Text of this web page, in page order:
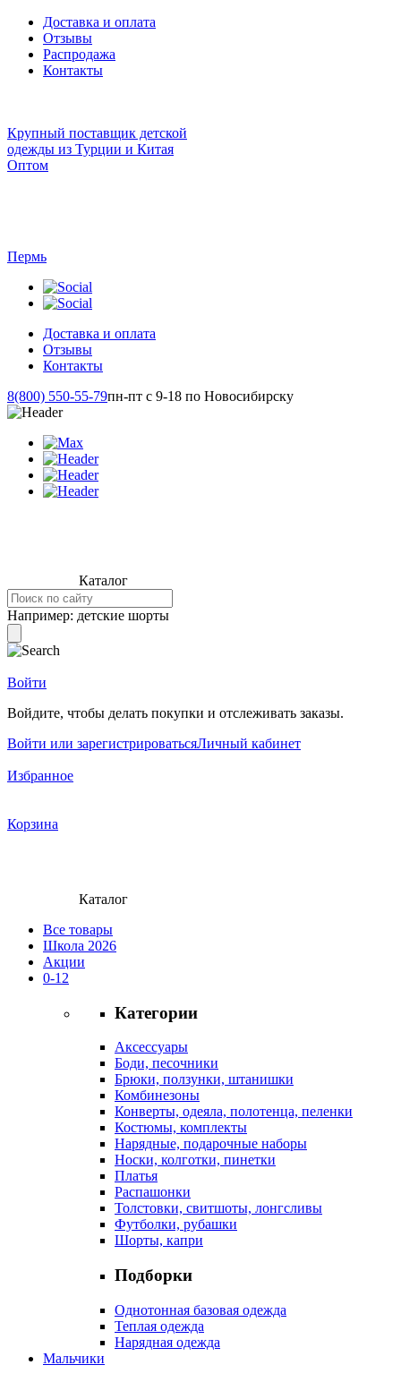
Доставка и оплата
Отзывы
Распродажа
Контакты
Крупный поставщик детской
одежды из Турции и Китая
Оптом
Пермь
Доставка и оплата
Отзывы
Контакты
8(800) 550-55-79пн-пт с 9-18 по Новосибирску
Каталог
Например: детские шорты
Войти
Войдите, чтобы делать покупки и отслеживать заказы.
Войти или зарегистрироватьсяЛичный кабинет
Избранное
Корзина
Каталог
Все товары
Школа 2026
Акции
0-12
Категории
Аксессуары
Боди, песочники
Брюки, ползунки, штанишки
Комбинезоны
Конверты, одеяла, полотенца, пеленки
Костюмы, комплекты
Нарядные, подарочные наборы
Носки, колготки, пинетки
Платья
Распашонки
Толстовки, свитшоты, лонгсливы
Футболки, рубашки
Шорты, капри
Подборки
Однотонная базовая одежда
Теплая одежда
Нарядная одежда
Мальчики